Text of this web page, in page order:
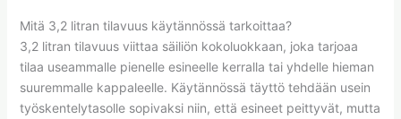
Mitä 3,2 litran tilavuus käytännössä tarkoittaa?
3,2 litran tilavuus viittaa säiliön kokoluokkaan, joka tarjoaa
tilaa useammalle pienelle esineelle kerralla tai yhdelle hieman
suuremmalle kappaleelle. Käytännössä täyttö tehdään usein
työskentelytasolle sopivaksi niin, että esineet peittyvät, mutta